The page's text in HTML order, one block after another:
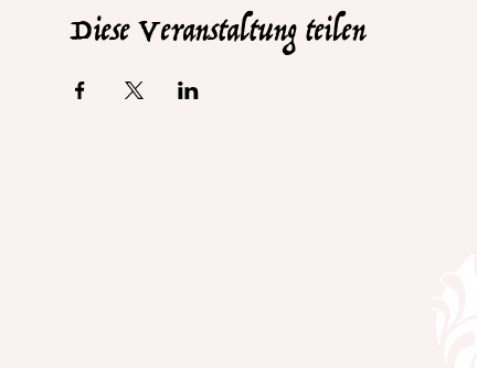
Diese Veranstaltung teilen